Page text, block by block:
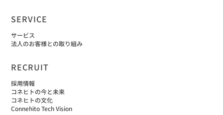
SERVICE
サービス
法人のお客様との取り組み
RECRUIT
採用情報
コネヒトの今と未来
コネヒトの文化
Connehito Tech Vision